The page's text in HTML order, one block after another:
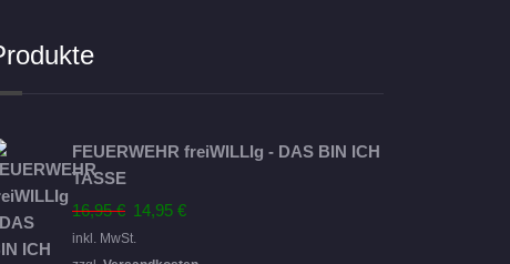
FEUERWEHR freiWILLIg - DAS BIN ICH
TASSE
16,95€ Ursprünglicher
Preis
14,95 €
inkl. MwSt.